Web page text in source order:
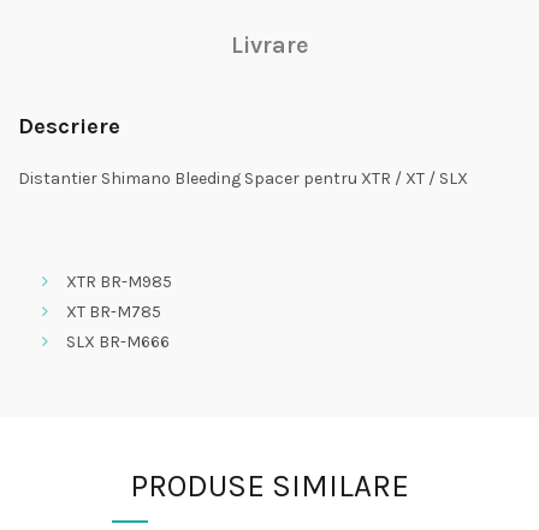
Livrare
Descriere
Distantier Shimano Bleeding Spacer pentru XTR / XT / SLX
XTR BR-M985
XT BR-M785
SLX BR-M666
PRODUSE SIMILARE